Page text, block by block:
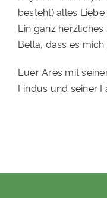
besteht) alles Liebe
Ein ganz
Bella, dass es mich
Euer Ares mit
Findus und seiner